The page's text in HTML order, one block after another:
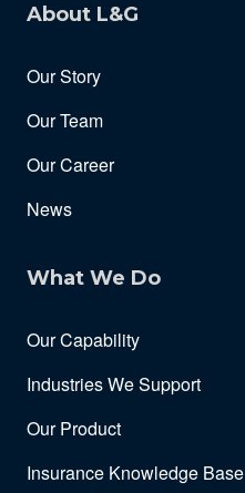
About L&G
Our Story
Our Team
Our Career
News
What We Do
Our Capability
Industries We Support
Our Product
Insurance Knowledge Base